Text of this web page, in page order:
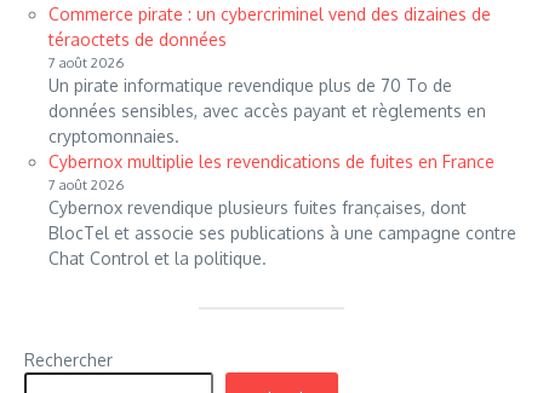
Commerce pirate : un cybercriminel vend des dizaines de
téraoctets de données
7 août 2026
Un pirate informatique revendique plus de 70 To de
données sensibles, avec accès payant et règlements en
cryptomonnaies.
Cybernox multiplie les revendications de fuites en France
7 août 2026
Cybernox revendique plusieurs fuites françaises, dont
BlocTel et associe ses publications à une campagne contre
Chat Control et la politique.
Rechercher